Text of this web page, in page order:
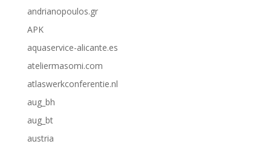
andrianopoulos.gr
APK
aquaservice-alicante.es
ateliermasomi.com
atlaswerkconferentie.nl
aug_bh
aug_bt
austria